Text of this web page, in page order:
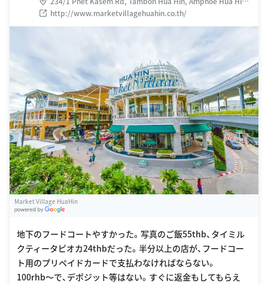
Chang Wat Prachuap Khiri Khan 77110 タイ
http://www.marketvillagehuahin.co.th/
Market Village HuaHin
地下のフードコートやすかった。写真のご飯55thb、タイミル
クティータピオカ24thbだった。半分以上の店が、フードコー
ト用のプリペイドカードで支払わなければならない。
100rhb〜で、デポジット等はない。すぐに返金もしてもらえ